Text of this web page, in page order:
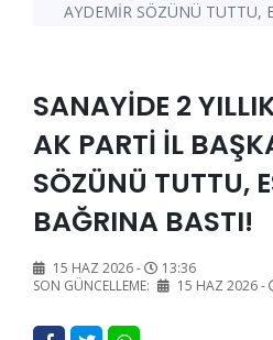
AYDEMİR SÖZÜNÜ TUTTU,
SANAYİDE 2
AK PARTİ İL
SÖZÜNÜ TUTTU,
BAĞRINA BASTI!
15 HAZ 2026 -
13:36
SON GÜNCELLEME:
15 HAZ 2026 -